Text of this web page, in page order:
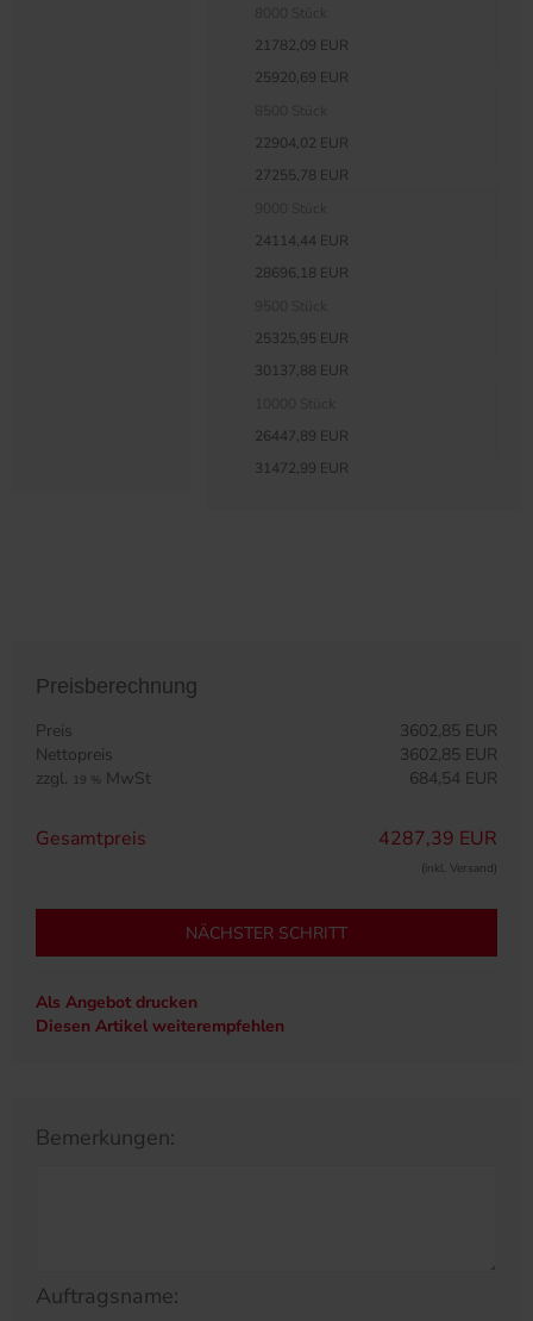
21782,09 EUR
25920,69 EUR
22904,02 EUR
27255,78 EUR
24114,44 EUR
28696,18 EUR
25325,95 EUR
30137,88 EUR
26447,89 EUR
31472,99 EUR
Preisberechnung
Preis
3602,85 EUR
Nettopreis
3602,85 EUR
zzgl. 19 % MwSt 684,54 EUR
Gesamtpreis 4287,39 EUR
(inkl. Versand)
NÄCHSTER SCHRITT
Als Angebot drucken
Diesen Artikel weiterempfehlen
Bemerkungen:
Auftragsname: